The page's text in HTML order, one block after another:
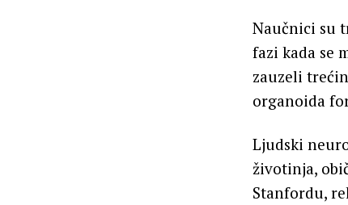
Naučnici su
fazi kada se
zauzeli
organoida
Ljudski
životinja,
Stanfordu,